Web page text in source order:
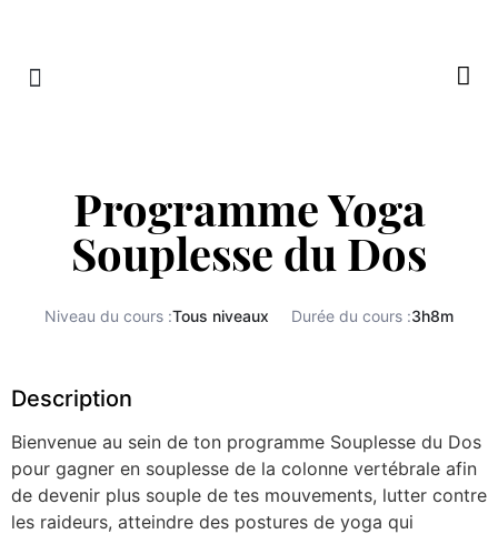
Programme Yoga
Souplesse du Dos
Niveau du cours :Tous niveaux Durée du cours :3h8m
Description
Bienvenue au sein de ton programme Souplesse du Dos
pour gagner en souplesse de la colonne vertébrale afin
de devenir plus souple de tes mouvements, lutter contre
les raideurs, atteindre des postures de yoga qui